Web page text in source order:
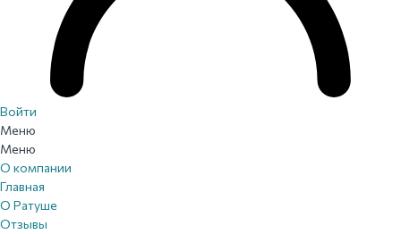
Войти
Меню
Меню
О компании
Главная
О Ратуше
Отзывы